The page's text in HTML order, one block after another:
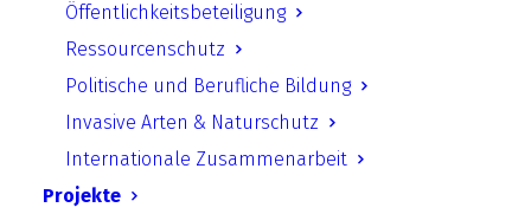
Öffentlichkeitsbeteiligung
Ressourcenschutz
Politische und Berufliche Bildung
Invasive Arten & Naturschutz
Internationale Zusammenarbeit
Projekte
+49 30 428 499 30 mail@ufu.de
Standort Halle Große Klausstraße 11, 06108 Halle Telefon:
+49 345 202 65 30mail.halle@ufu.de